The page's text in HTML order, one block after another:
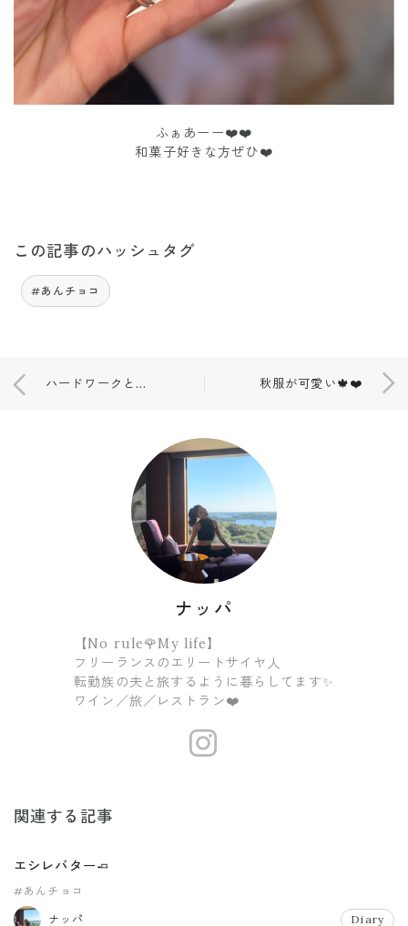
ふぁあーー❤️❤️
和菓子好きな方ぜひ❤️
この記事のハッシュタグ
#あんチョコ
ハードワークとプライベート❤️ 秋服が可愛い🍁❤️
ナッパ
【No rule🌹My life】
フリーランスのエリートサイヤ人
転勤族の夫と旅するように暮らしてます✨
ワイン／旅／レストラン❤️
関連する記事
エシレバター🧈
#あんチョコ
ナッパ Diary